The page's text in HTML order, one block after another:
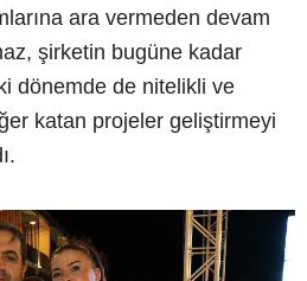
ara vermeden devam
şirketin bugüne kadar
dönemde de nitelikli ve
katan projeler geliştirmeyi